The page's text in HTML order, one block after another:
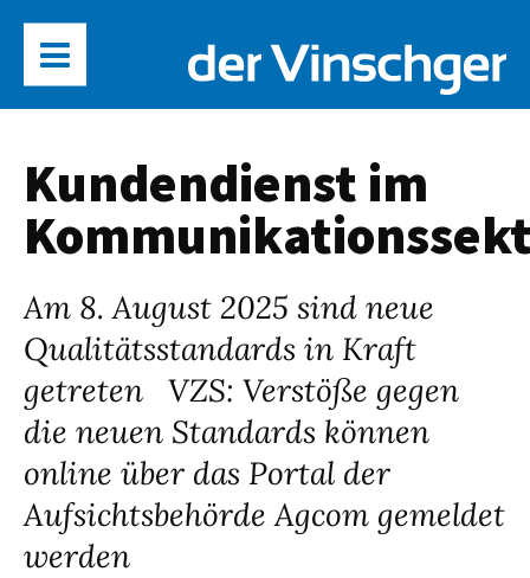
Kundendienst im
Am 8. August 2025 sind neue
Qualitätsstandards in Kraft
getreten VZS: Verstöße gegen
die neuen Standards können
online über das Portal der
Aufsichtsbehörde Agcom gemeldet
werden